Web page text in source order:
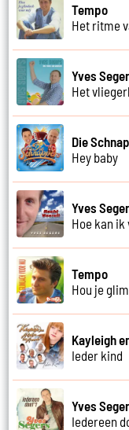
Tempo
Het ritme
Yves
Het
Die
Hey baby
Yves
Hoe kan
Tempo
Hou je
Kayleigh
Ieder kind
Yves
Iedereen